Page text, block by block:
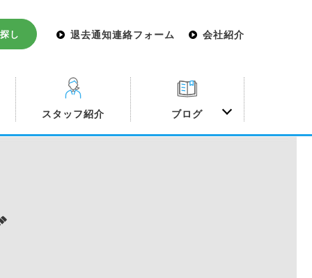
し 退去通知連絡フォーム 会社紹介
スタッフ紹介 ブログ